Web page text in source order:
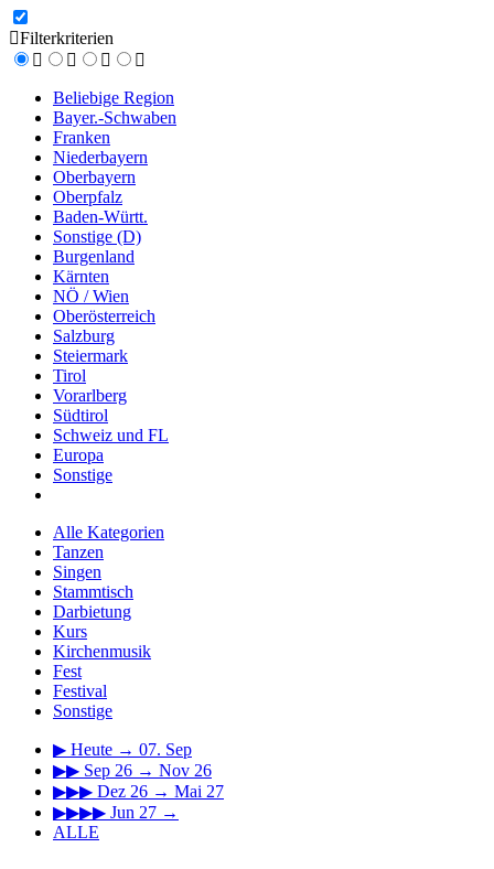
Filterkriterien
Beliebige Region
Bayer.-Schwaben
Franken
Niederbayern
Oberbayern
Oberpfalz
Baden-Württ.
Sonstige (D)
Burgenland
Kärnten
NÖ / Wien
Oberösterreich
Salzburg
Steiermark
Tirol
Vorarlberg
Südtirol
Schweiz und FL
Europa
Sonstige
Alle Kategorien
Tanzen
Singen
Stammtisch
Darbietung
Kurs
Kirchenmusik
Fest
Festival
Sonstige
▶ Heute → 07. Sep
▶▶ Sep 26 → Nov 26
▶▶▶ Dez 26 → Mai 27
▶▶▶▶ Jun 27 →
ALLE